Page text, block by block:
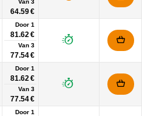
Van 3
64.59 €
Door 1
81.62 €
Van 3
77.54 €
Door 1
81.62 €
Van 3
77.54 €
Door 1